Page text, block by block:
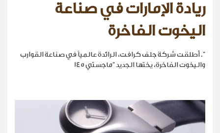
ريادة الإمارات في صناعة
اليخوت الفاخرة
". أطلقت شركة جلف كرافت، الرائدة عالمياً في صناعة القوارب
واليخوت الفاخرة، يختها الجديد "ماجستي 145